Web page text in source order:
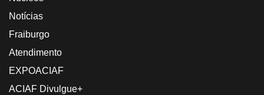
Notícias
Fraiburgo
Atendimento
EXPOACIAF
ACIAF Divulgue+